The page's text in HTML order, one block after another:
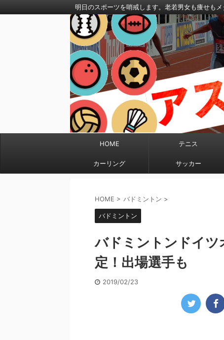
明日のスポーツを哨戒します。老若男女も痩せもメ
HOME テニス
カーリング サッカー
HOME > バドミントン >
バドミントン
バドミントンドイツ
定！出場選手も
2019/02/23